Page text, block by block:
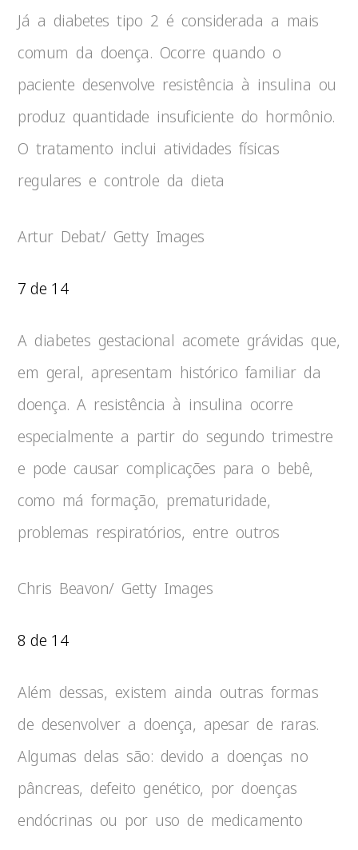
Já a diabetes tipo 2 é considerada a mais
comum da doença. Ocorre quando o
paciente desenvolve resistência à insulina ou
produz quantidade insuficiente do hormônio.
O tratamento inclui atividades físicas
regulares e controle da dieta
Artur Debat/ Getty Images
7 de 14
A diabetes gestacional acomete grávidas que,
em geral, apresentam histórico familiar da
doença. A resistência à insulina ocorre
especialmente a partir do segundo trimestre
e pode causar complicações para o bebê,
como má formação, prematuridade,
problemas respiratórios, entre outros
Chris Beavon/ Getty Images
8 de 14
Além dessas, existem ainda outras formas
de desenvolver a doença, apesar de raras.
Algumas delas são: devido a doenças no
pâncreas, defeito genético, por doenças
endócrinas ou por uso de medicamento